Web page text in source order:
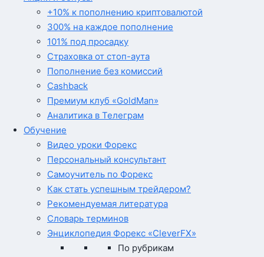
+10% к пополнению криптовалютой
300% на каждое пополнение
101% под просадку
Страховка от стоп-аута
Пополнение без комиссий
Cashback
Премиум клуб «GoldMan»
Аналитика в Телеграм
Обучение
Видео уроки Форекс
Персональный консультант
Самоучитель по Форекс
Как стать успешным трейдером?
Рекомендуемая литература
Словарь терминов
Энциклопедия Форекс «CleverFX»
По рубрикам